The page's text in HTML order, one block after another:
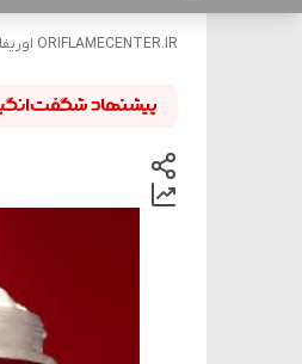
ORIFLAMECENTER.IR اوریفلم سنتر